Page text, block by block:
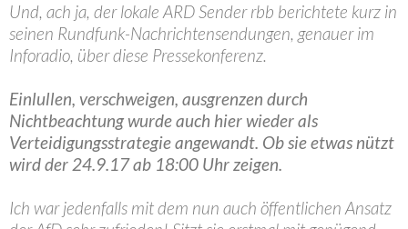
Und, ach ja, der lokale ARD Sender rbb berichtete kurz in
seinen Rundfunk-Nachrichtensendungen, genauer im
Inforadio, über diese Pressekonferenz.
Einlullen, verschweigen, ausgrenzen durch
Nichtbeachtung wurde auch hier wieder als
Verteidigungsstrategie angewandt. Ob sie etwas nützt
wird der 24.9.17 ab 18:00 Uhr zeigen.
Ich war jedenfalls mit dem nun auch öffentlichen Ansatz